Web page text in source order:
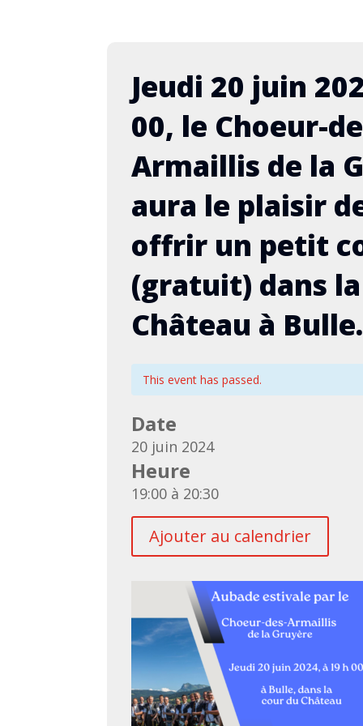
Jeudi 20 juin
00, le Choeur-
Armaillis de la
aura le plaisir
offrir un petit
(gratuit) dans
Château à Bulle.
This event has passed.
Date
20 juin 2024
Heure
19:00 à 20:30
Ajouter au calendrier
en Alsace avec l’Echo
Châteaux (à définir)
(mise à jour 24.06)
29